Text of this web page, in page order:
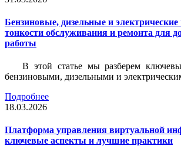
Бензиновые, дизельные и
тонкости обслуживания и ремонта для
работы
В этой статье мы разберем
бензиновыми, дизельными и
Подробнее
18.03.2026
Платформа управления виртуальной
ключевые аспекты и лучшие практики